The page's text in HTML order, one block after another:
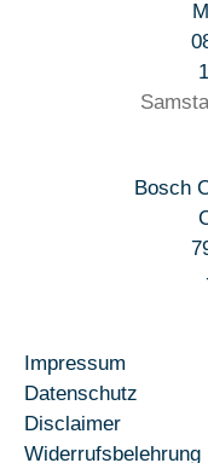
Bosch
Impressum
Datenschutz
Disclaimer
Widerrufsbelehrung